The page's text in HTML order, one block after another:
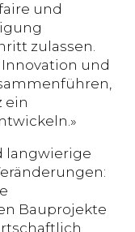
und
zulassen.
und
ein
langwierige
Bauprojekte